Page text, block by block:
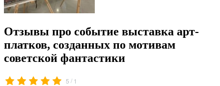
Отзывы про событие выставка арт-
платков, созданных по мотивам
советской фантастики
5 / 1